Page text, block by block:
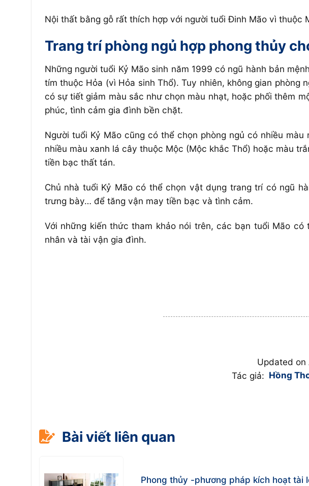
Nội thất bằng gỗ rất thích hợp với người tuổi Đinh Mão vì thuộc
Trang trí phòng ngủ hợp phong thủy
Những người tuổi Kỷ Mão sinh năm 1999 có ngũ hành bản
tím thuộc Hỏa (vì Hỏa sinh Thổ). Tuy nhiên, không gian
có sự tiết giảm màu sắc như chọn màu nhạt, hoặc phối thêm
phúc, tình cảm gia đình bền chặt.
Người tuổi Kỷ Mão cũng có thể chọn phòng ngủ có nhiều
nhiều màu xanh lá cây thuộc Mộc (Mộc khắc Thổ) hoặc màu
tiền bạc thất tán.
Chủ nhà tuổi Kỷ Mão có thể chọn vật dụng trang trí có ngũ
trưng bày… để tăng vận may tiền bạc và tình cảm.
Với những kiến thức tham khảo nói trên, các bạn tuổi Mão
nhân và tài vận gia đình.
Updated on
Tác giả: Hồng
Bài viết liên quan
Phong thủy -phương pháp kích hoạt tài